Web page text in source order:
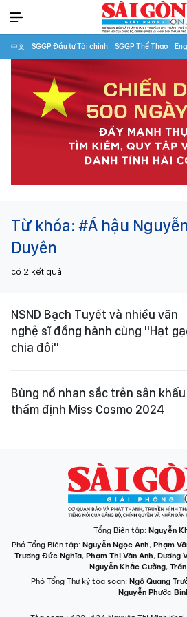
中文 SGGP Đầu tư Tài chính SGGP Thể Thao
Từ khóa: #Á hậu
Duyên
có 2 kết quả
NSND Bạch Tuyết và nhiều văn
nghệ sĩ đồng hành cùng "Hạt
chia đôi"
Bùng nổ nhan sắc trên sân khấu
thẩm định Miss Cosmo 2024
Tổng Biên tập: Nguyễn
Phó Tổng Biên tập: Nguyễn Ngọc Anh, Phạm
Trương Đức Nghĩa, Phạm Thị Vân Anh, Dương
Nguyễn Khắc Cường,
Phó Tổng Thư ký tòa soạn: Ngô Quang
Nguyễn Phước